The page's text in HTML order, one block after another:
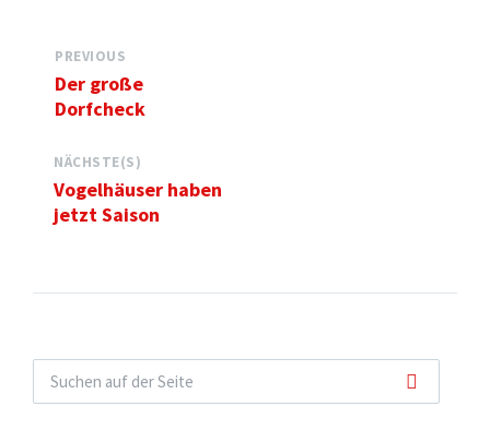
PREVIOUS
Der große
Dorfcheck
NÄCHSTE(S)
Vogelhäuser haben
jetzt Saison